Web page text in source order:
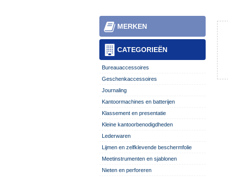
CATEGORIEËN
MERKEN
Bureauaccessoires
Geschenkaccessoires
Journaling
Kantoormachines en batterijen
Klassement en presentatie
Kleine kantoorbenodigdheden
Lederwaren
Lijmen en zelfklevende beschermfolie
Meetinstrumenten en sjablonen
Nieten en perforeren